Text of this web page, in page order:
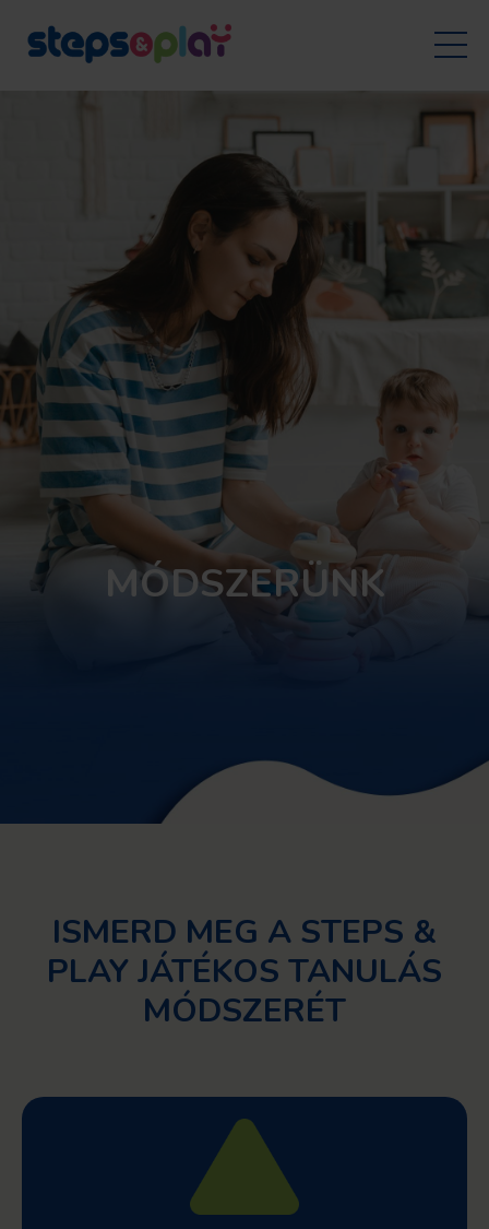
MÓDSZERÜNK
ISMERD MEG A STEPS &
PLAY JÁTÉKOS TANULÁS
MÓDSZERÉT